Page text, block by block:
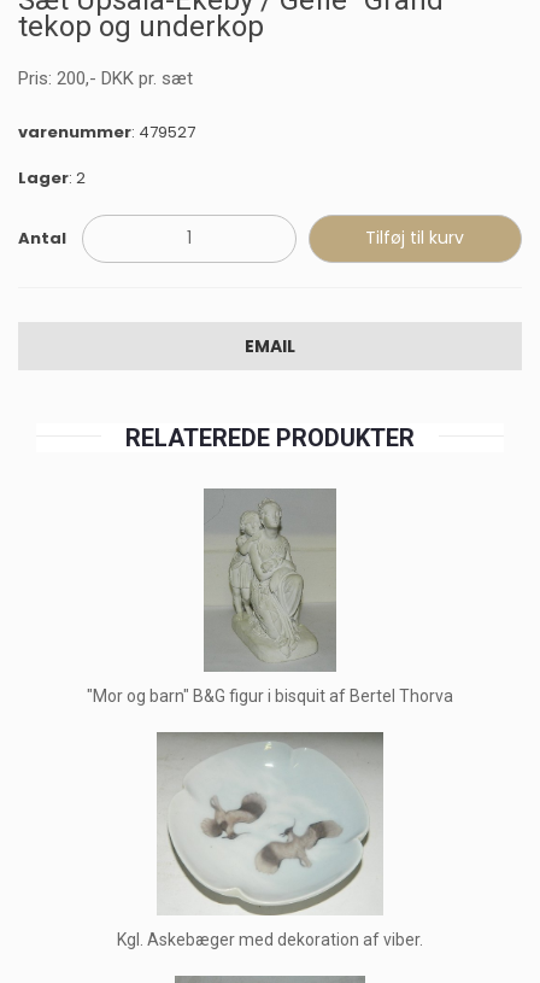
tekop og underkop
Pris: 200,- DKK pr. sæt
varenummer: 479527
Lager: 2
Antal
EMAIL
RELATEREDE PRODUKTER
"Mor og barn" B&G figur i bisquit af Bertel Thorva
Kgl. Askebæger med dekoration af viber.